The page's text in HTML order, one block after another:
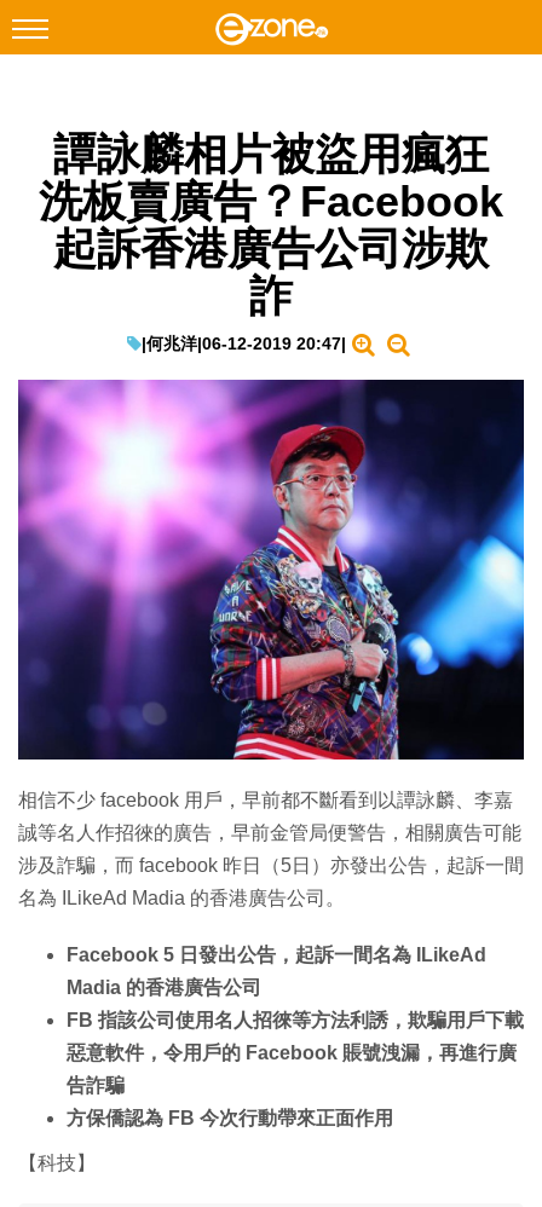
Facebook Instagram
科技焦點
網絡生活
EduTech
IT Times
Enterprise Digital Transformation
譚詠麟相片被盜用瘋狂
洗板賣廣告？Facebook
起訴香港廣告公司涉欺
詐
|何兆洋|06-12-2019 20:47|
相信不少 facebook 用戶，早前都不斷看到以譚詠麟、李嘉
誠等名人作招徠的廣告，早前金管局便警告，相關廣告可能
涉及詐騙，而 facebook 昨日（5日）亦發出公告，起訴一間
名為 ILikeAd Madia 的香港廣告公司。
Facebook 5 日發出公告，起訴一間名為 ILikeAd
Madia 的香港廣告公司
FB 指該公司使用名人招徠等方法利誘，欺騙用戶下載
惡意軟件，令用戶的 Facebook 賬號洩漏，再進行廣
告詐騙
方保僑認為 FB 今次行動帶來正面作用
【科技】